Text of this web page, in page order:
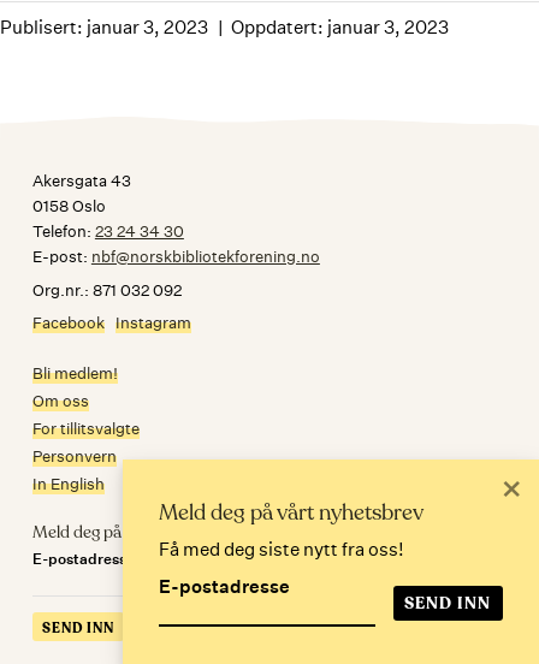
Publisert: januar 3, 2023 Oppdatert: januar 3, 2023
Akersgata 43
0158 Oslo
Telefon: 23 24 34 30
E-post: nbf@norskbibliotekforening.no
Org.nr.: 871 032 092
Facebook Instagram
Bli medlem!
Om oss
For tillitsvalgte
Personvern
In English
Meld deg på nyhetsbrev
E-postadresse
Meld deg på vårt nyhetsbrev
Få med deg siste nytt fra oss!
E-postadresse
×